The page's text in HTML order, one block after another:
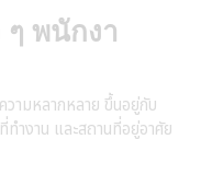
พนักงา
วามหลากหลาย ขึ้นอยู่กับ
ำงาน และสถานที่อยู่อาศัย